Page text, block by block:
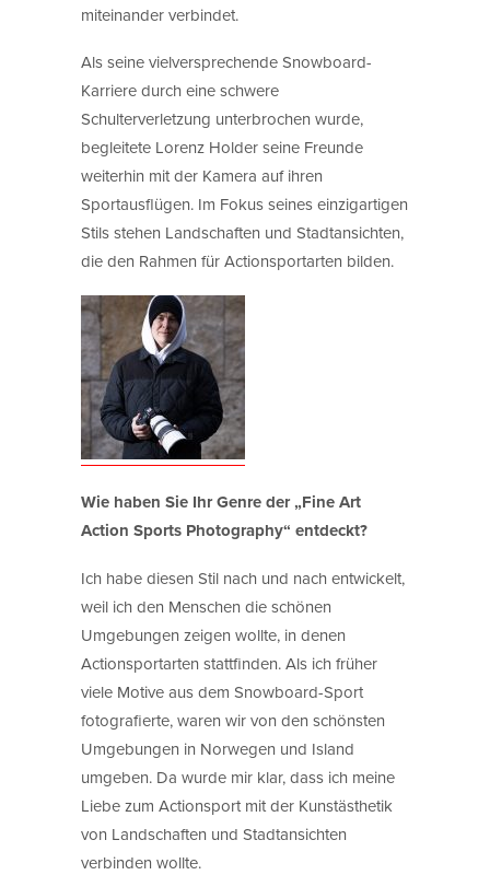
miteinander verbindet.
Als seine vielversprechende Snowboard-
Karriere durch eine schwere
Schulterverletzung unterbrochen wurde,
begleitete Lorenz Holder seine Freunde
weiterhin mit der Kamera auf ihren
Sportausflügen. Im Fokus seines einzigartigen
Stils stehen Landschaften und Stadtansichten,
die den Rahmen für Actionsportarten bilden.
Wie haben Sie Ihr Genre der „Fine Art
Action Sports Photography“ entdeckt?
Ich habe diesen Stil nach und nach entwickelt,
weil ich den Menschen die schönen
Umgebungen zeigen wollte, in denen
Actionsportarten stattfinden. Als ich früher
viele Motive aus dem Snowboard-Sport
fotografierte, waren wir von den schönsten
Umgebungen in Norwegen und Island
umgeben. Da wurde mir klar, dass ich meine
Liebe zum Actionsport mit der Kunstästhetik
von Landschaften und Stadtansichten
verbinden wollte.